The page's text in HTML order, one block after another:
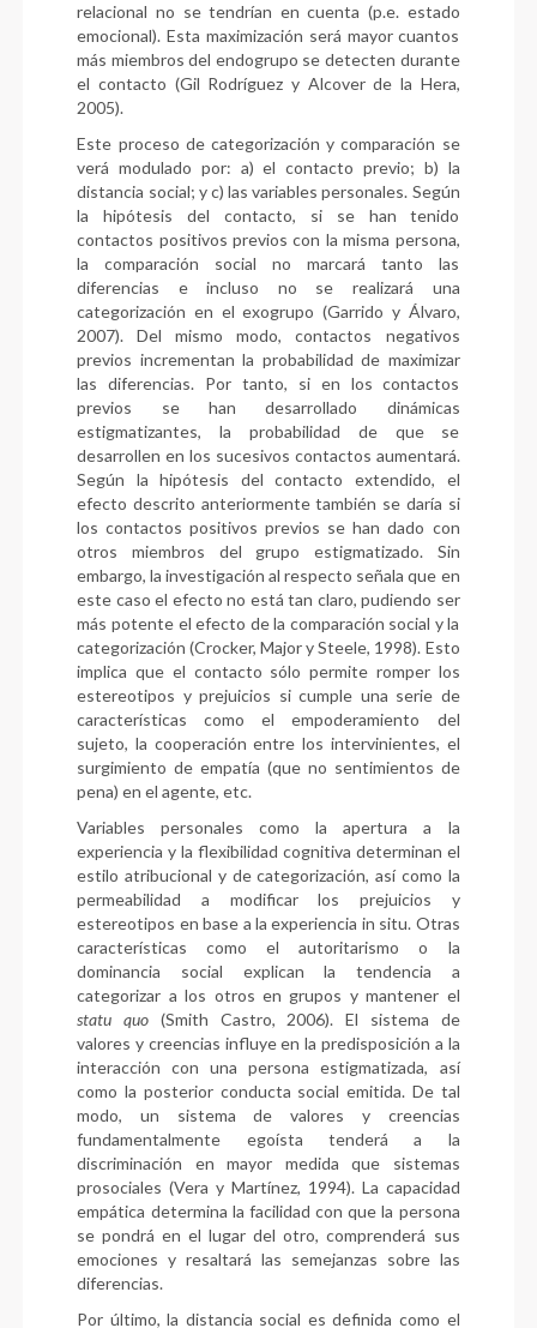
relacional no se tendrían en cuenta (p.e. estado
emocional). Esta maximización será mayor cuantos
más miembros del endogrupo se detecten durante
el contacto (Gil Rodríguez y Alcover de la Hera,
2005).
Este proceso de categorización y comparación se
verá modulado por: a) el contacto previo; b) la
distancia social; y c) las variables personales. Según
la hipótesis del contacto, si se han tenido
contactos positivos previos con la misma persona,
la comparación social no marcará tanto las
diferencias e incluso no se realizará una
categorización en el exogrupo (Garrido y Álvaro,
2007). Del mismo modo, contactos negativos
previos incrementan la probabilidad de maximizar
las diferencias. Por tanto, si en los contactos
previos se han desarrollado dinámicas
estigmatizantes, la probabilidad de que se
desarrollen en los sucesivos contactos aumentará.
Según la hipótesis del contacto extendido, el
efecto descrito anteriormente también se daría si
los contactos positivos previos se han dado con
otros miembros del grupo estigmatizado. Sin
embargo, la investigación al respecto señala que en
este caso el efecto no está tan claro, pudiendo ser
más potente el efecto de la comparación social y la
categorización (Crocker, Major y Steele, 1998). Esto
implica que el contacto sólo permite romper los
estereotipos y prejuicios si cumple una serie de
características como el empoderamiento del
sujeto, la cooperación entre los intervinientes, el
surgimiento de empatía (que no sentimientos de
pena) en el agente, etc.
Variables personales como la apertura a la
experiencia y la flexibilidad cognitiva determinan el
estilo atribucional y de categorización, así como la
permeabilidad a modificar los prejuicios y
estereotipos en base a la experiencia in situ. Otras
características como el autoritarismo o la
dominancia social explican la tendencia a
categorizar a los otros en grupos y mantener el
statu quo (Smith Castro, 2006). El sistema de
valores y creencias influye en la predisposición a la
interacción con una persona estigmatizada, así
como la posterior conducta social emitida. De tal
modo, un sistema de valores y creencias
fundamentalmente egoísta tenderá a la
discriminación en mayor medida que sistemas
prosociales (Vera y Martínez, 1994). La capacidad
empática determina la facilidad con que la persona
se pondrá en el lugar del otro, comprenderá sus
emociones y resaltará las semejanzas sobre las
diferencias.
Por último, la distancia social es definida como el